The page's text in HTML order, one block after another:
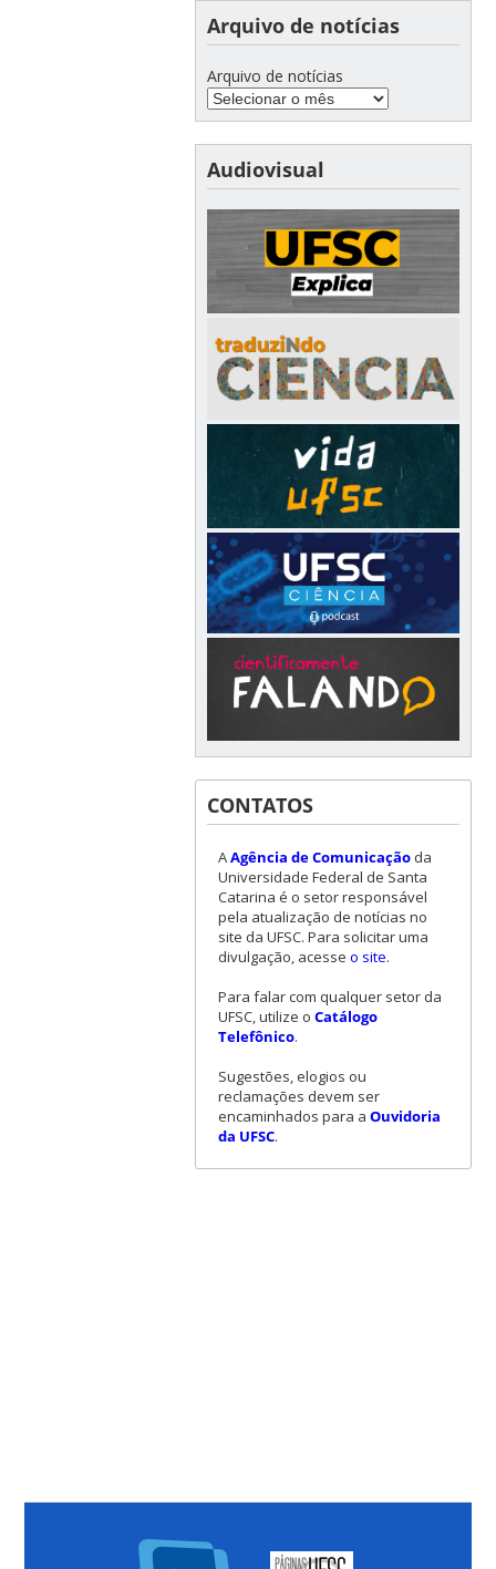
Arquivo de notícias
Arquivo de notícias
Audiovisual
CONTATOS
AAgência de Comunicaçãoda
Universidade Federal de Santa
Catarina é o setor responsável
pela atualização de notícias no
site da UFSC. Para solicitar uma
divulgação, acesse o site.
Para falar com qualquer setor da
UFSC, utilize o Catálogo
Telefônico.
Sugestões, elogios ou
reclamações devem ser
encaminhados para a Ouvidoria
da UFSC.